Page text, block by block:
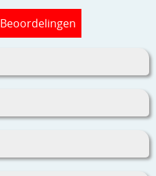
Beoordelingen